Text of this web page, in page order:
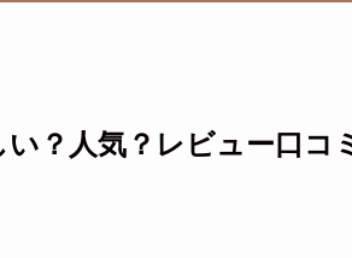
？人気？レビュー口コ